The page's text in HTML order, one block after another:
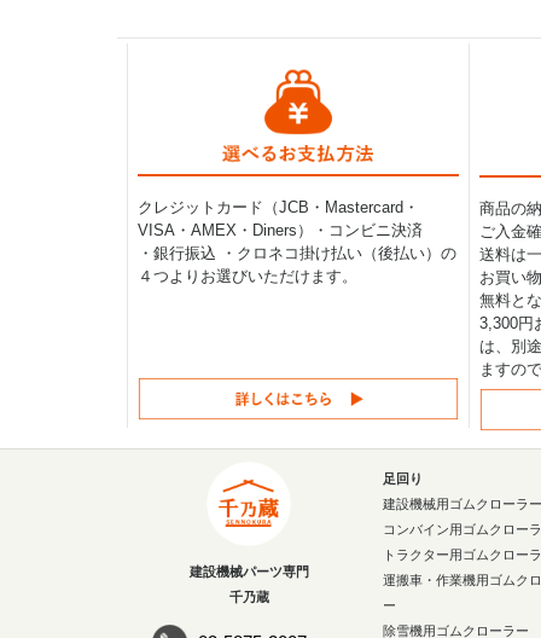
クレジットカード（JCB・Mastercard・
VISA・AMEX・Diners）・コンビニ決済
・銀行振込 ・クロネコ掛け払い（後払い）の
４つよりお選びいただけます。
商品の
ご入金
送料は
お買い
無料と
3,300円
は、別
ますの
建設機械パーツ専門
千乃蔵
足回り
建設機械用ゴムクローラ
コンバイン用ゴムクロー
トラクター用ゴムクロー
運搬車・作業機用ゴムク
ー
除雪機用ゴムクローラー